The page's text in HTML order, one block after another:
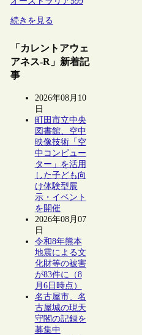
続きを見る
「カレントアウェ
アネス-R」新着記
事
2026年08月10
日
町田市立中央
図書館、空中
映像技術「空
中コンピュー
ター」を活用
した子ども向
け体験型展
示・イベント
を開催
2026年08月07
日
令和8年熊本
地震による文
化財等の被害
が83件に（8
月6日時点）
名古屋市、名
古屋城の現天
守閣の記録を
募集中